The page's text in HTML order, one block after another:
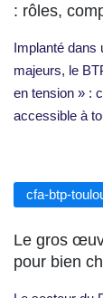
: rôles,
Implanté dans
majeurs, le
en tension » :
accessible à
cfa-btp-
Le gros
pour bien